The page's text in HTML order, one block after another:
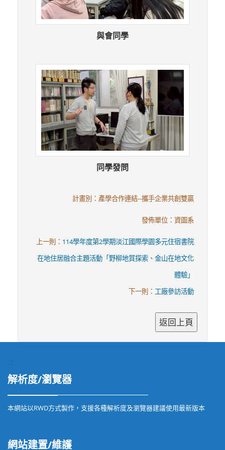
與會同學
同學發問
計畫別：產學合作連結--攜手企業共創雙贏
發佈單位：資圖系
上一則： 114學年度第2學期淡江國際學園多元住宿書院
在地住居融合主題活動「野柳地質探索、金山在地文化
體驗」
下一則： 工廠參訪活動
解析度/瀏覽器
本網站以RWD方式製作，支援各種解析度及瀏覽器建議使用最新版本
網站建置/維護